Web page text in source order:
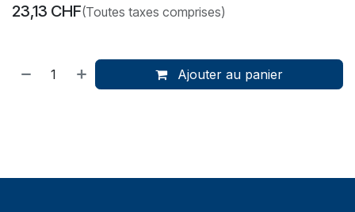
23,13 CHF(Toutes taxes comprises)
Ajouter au panier